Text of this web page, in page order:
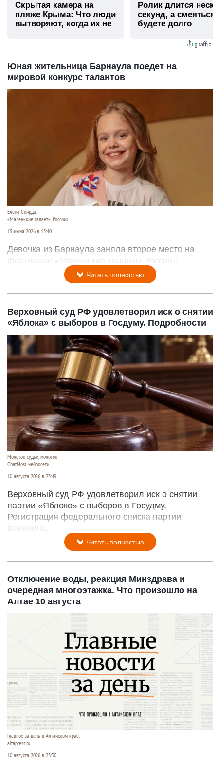
Скрытая камера на
пляже Крыма: Что люди
вытворяют, когда их не
Ролик длится
секунд, а
будете долго
Юная жительница Барнаула поедет на
мировой конкурс талантов
Елена Скирда.
«Маленькие таланты России»
15 июня 2026 в 13:40
Девочка из Барнаула заняла второе место на
фестивале «Маленькие таланты России».
Читать полностью
Верховный суд РФ удовлетворил иск о снятии
«Яблока» с выборов в Госдуму. Подробности
Молоток судьи, молоток
ChatMost, нейросети
10 августа 2026 в 23:49
Верховный суд РФ удовлетворил иск о снятии
партии «Яблоко» с выборов в Госудму.
Регистрация федерального списка партии
отменена.
Читать полностью
Отключение воды, реакция Минздрава и
очередная многоэтажка. Что произошло на
Алтае 10 августа
Главное за день в Алтайском крае.
altapress.ru.
10 августа 2026 в 23:30